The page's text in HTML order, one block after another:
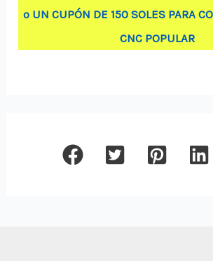
o UN CUPÓN DE 150 SOLES PARA
CNC POPULAR